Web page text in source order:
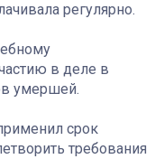
регулярно.
в деле в
умершей.
срок
требования